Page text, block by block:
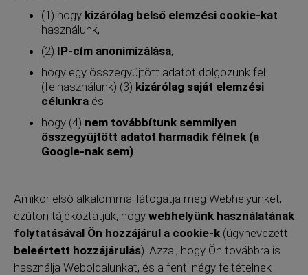
(1) hogy kizárólag belső elemzési cookie-kat
használunk,
(2) IP-cím anonimizálása,
hogy egy összegyűjtött adatot dolgozunk fel
(felhasználunk) (3) kizárólag saját elemzési
célunkra és
hogy (4) nem továbbítunk semmilyen
összegyűjtött adatot harmadik félnek (a
Google-nak sem).
Amikor első alkalommal látogatja meg Webhelyünket,
ezúton tájékoztatjuk, hogy webhelyünk használatának
folytatásával Ön hozzájárul a cookie-k (úgynevezett
beleértett hozzájárulás). Azzal, hogy Ön továbbra is
használja Weboldalunkat, és a fenti négy feltételnek